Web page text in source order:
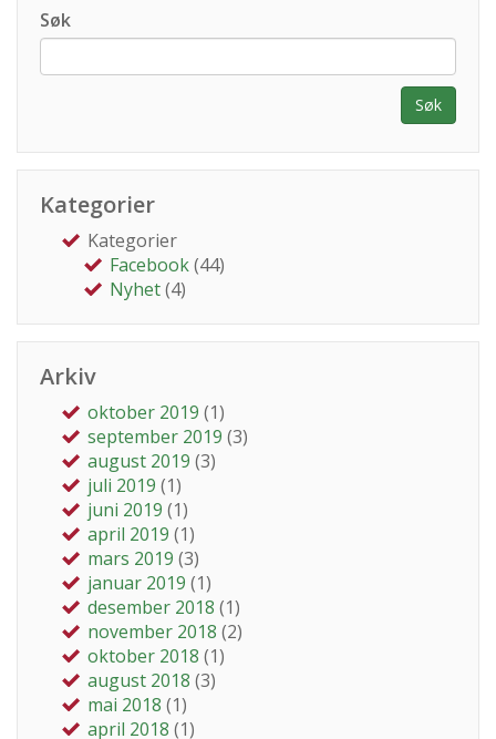
Søk
Søk
Kategorier
Kategorier
Facebook(44)
Nyhet(4)
Arkiv
oktober 2019 (1)
september 2019 (3)
august 2019 (3)
juli 2019 (1)
juni 2019 (1)
april 2019 (1)
mars 2019 (3)
januar 2019 (1)
desember 2018 (1)
november 2018 (2)
oktober 2018 (1)
august 2018 (3)
mai 2018 (1)
april 2018 (1)